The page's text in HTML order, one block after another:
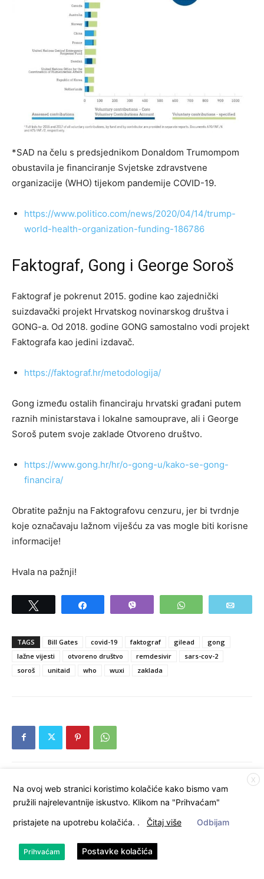
*SAD na čelu s predsjednikom Donaldom Trumompom
obustavila je financiranje Svjetske zdravstvene
organizacije (WHO) tijekom pandemije COVID-19.
https://www.politico.com/news/2020/04/14/trump-
world-health-organization-funding-186786
Faktograf, Gong i George Soroš
Faktograf je pokrenut 2015. godine kao zajednički
suizdavački projekt Hrvatskog novinarskog društva i
GONG-a. Od 2018. godine GONG samostalno vodi projekt
Faktografa kao jedini izdavač.
https://faktograf.hr/metodologija/
Gong između ostalih financiraju hrvatski građani putem
raznih ministarstava i lokalne samouprave, ali i George
Soroš putem svoje zaklade Otvoreno društvo.
https://www.gong.hr/hr/o-gong-u/kako-se-gong-
financira/
Obratite pažnju na Faktografovu cenzuru, jer bi tvrdnje
koje označavaju lažnom viješću za vas mogle biti korisne
informacije!
Hvala na pažnji!
WhatsApp
TAGS Bill Gates covid-19 faktograf gilead
gong
lažne vijesti
otvoreno društvo remdesivir
sars-cov-2
soroš
unitaid who wuxi zaklada
Previous article
Uloge – tko sam ja?
Next article
CDC iz ispitivanja izuzeo sve
dokaze da je cijepljenje protiv
X
Na ovoj web stranici koristimo kolačiće kako bismo vam
pružili najrelevantnije iskustvo. Klikom na "Prihvaćam"
pristajete na upotrebu kolačića. . Čitaj više Odbijam
Prihvaćam Postavke kolačića